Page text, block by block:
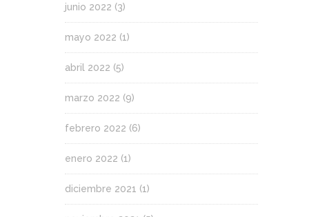
junio 2022 (3)
mayo 2022 (1)
abril 2022 (5)
marzo 2022 (9)
febrero 2022 (6)
enero 2022 (1)
diciembre 2021 (1)